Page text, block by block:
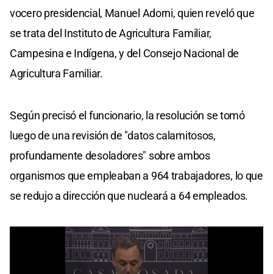
vocero presidencial, Manuel Adorni, quien reveló que
se trata del Instituto de Agricultura Familiar,
Campesina e Indígena, y del Consejo Nacional de
Agricultura Familiar.
Según precisó el funcionario, la resolución se tomó
luego de una revisión de "datos calamitosos,
profundamente desoladores" sobre ambos
organismos que empleaban a 964 trabajadores, lo que
se redujo a dirección que nucleará a 64 empleados.